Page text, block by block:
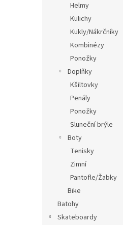
Helmy
Kulichy
Kukly/Nákrčníky
Kombinézy
Ponožky
Doplňky
Kšiltovky
Penály
Ponožky
Sluneční brýle
Boty
Tenisky
Zimní
Pantofle/Žabky
Bike
Batohy
Skateboardy